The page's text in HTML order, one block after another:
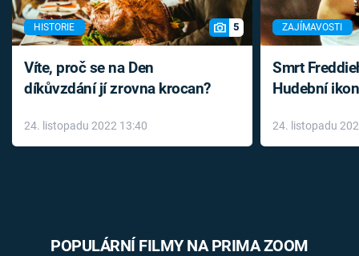
HISTORIE 5
Víte, proč se na Den
díkůvzdání jí zrovna krocan?
24. listopadu 2022 13:40
ZAJÍMAVOSTI
Smrt
Hudební
léky
24. listopadu
POPULÁRNÍ FILMY NA PRIMA ZOOM